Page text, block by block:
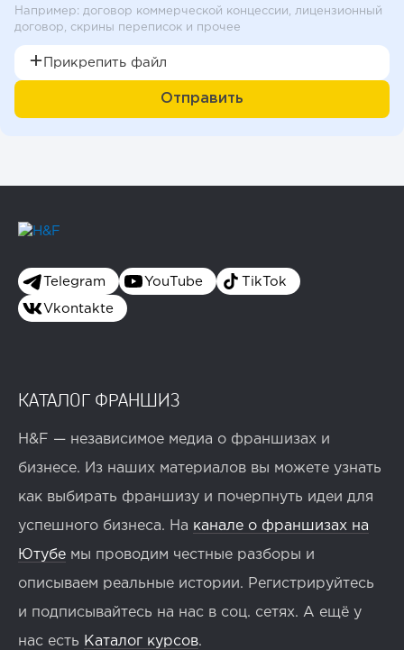
Например: договор коммерческой концессии, лицензионный
договор, скрины переписок и прочее
Прикрепить файл
Telegram YouTube TikTok
Vkontakte
КАТАЛОГ ФРАНШИЗ
H&F — независимое медиа о франшизах и
бизнесе. Из наших материалов вы можете узнать
как выбирать франшизу и почерпнуть идеи для
успешного бизнеса. На канале о франшизах на
Ютубе мы проводим честные разборы и
описываем реальные истории. Регистрируйтесь
и подписывайтесь на нас в соц. сетях. А ещё у
нас есть Каталог курсов.